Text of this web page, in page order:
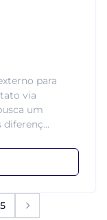
para
via
um
5